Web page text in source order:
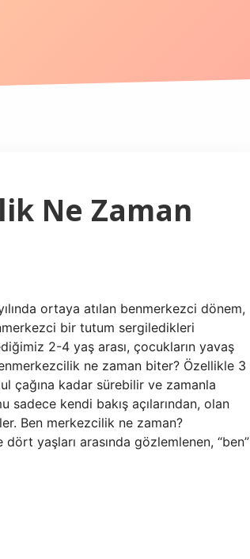
Ne Zaman
ortaya atılan benmerkezci dönem,
bir tutum sergiledikleri
2-4 yaş arası, çocukların yavaş
ne zaman biter? Özellikle 3
çağına kadar sürebilir ve zamanla
kendi bakış açılarından, olan
Ben merkezcilik ne zaman?
yaşları arasında gözlemlenen, “ben”